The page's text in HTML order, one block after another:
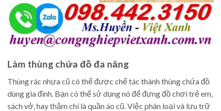
Làm thùng chứa đồ đa năng
Thùng rác nhựa cũ có thể được chế tác thành thùng chứa đồ
dùng gia đình. Bạn có thể sử dụng nó để đựng đồ chơi trẻ em,
sách vở, hay thậm chí là quần áo cũ. Việc phân loại và lưu trữ